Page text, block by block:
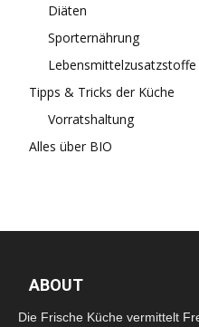
Diäten
Sporternährung
Lebensmittelzusatzstoffe
Tipps & Tricks der Küche
Vorratshaltung
Alles über BIO
ABOUT
Die Frische Küche vermittelt